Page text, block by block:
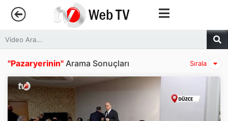
Anasayfa
Trendler
Canlı Yayın
Sırala
"Pazaryerinin" Arama Sonuçları